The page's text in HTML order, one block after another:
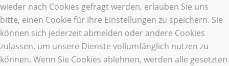
wieder nach Cookies gefragt werden, erlauben Sie uns
bitte, einen Cookie für Ihre Einstellungen zu speichern. Sie
können sich jederzeit abmelden oder andere Cookies
zulassen, um unsere Dienste vollumfänglich nutzen zu
können. Wenn Sie Cookies ablehnen, werden alle gesetzten